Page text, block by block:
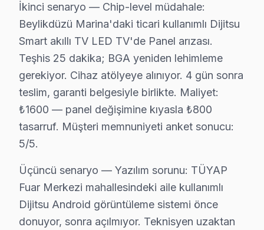
2. Anakart Tamiri:Modeller arasında ciddi fiyat
Güç Kartı, LED Backlight, T-Con Kart:
Bu
4.
Yazılım/Firmware İşlemleri: Yazılım sorunları için
5.Yerinde Servis vs Atölye Fiyat Farkı:Yerinde
Dijitsu TV'lerinin garanti durumu, tamirin maliyetine
Beylikdüzü'de Dijitsu Teknik Servis: Fabrika
bölgemizde Dijitsu TV'leri için teknik servis çözümleri
Yedek parça temininde ise, orijinal parçaların
Sonuç olarak, Beylikdüzü’ndeki Dijitsu TV sahipleri
Beylikdüzü Dijitsu servis - TV Tamiri
İkinci senaryo — Chip-level müdahale:
Beylikdüzü Marina'daki ticari kullanımlı Dijitsu
Smart akıllı TV LED TV'de Panel arızası.
Teşhis 25 dakika; BGA yeniden lehimleme
gerekiyor. Cihaz atölyeye alınıyor. 4 gün sonra
teslim, garanti belgesiyle birlikte. Maliyet:
₺1600 — panel değişimine kıyasla ₺800
tasarruf. Müşteri memnuniyeti anket sonucu:
5/5.
Üçüncü senaryo — Yazılım sorunu: TÜYAP
Fuar Merkezi mahallesindeki aile kullanımlı
Dijitsu Android görüntüleme sistemi önce
donuyor, sonra açılmıyor. Teknisyen uzaktan